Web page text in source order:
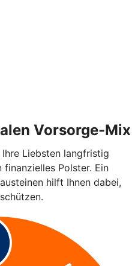
Vorsorge-Mix
Liebsten langfristig
Polster. Ein
hilft Ihnen dabei,